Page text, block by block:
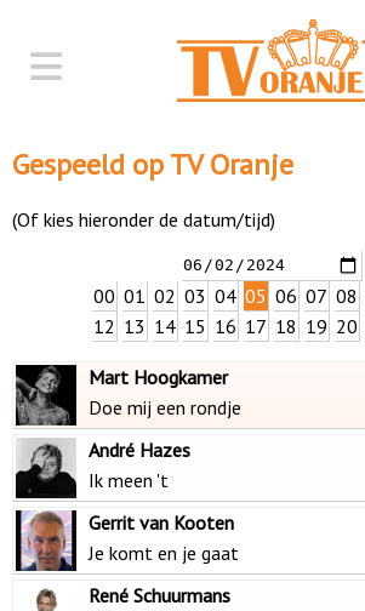
Gespeeld op TV Oranje
(Of kies hieronder de datum/tijd)
00 01 02 03 04 05 06 07 08
12 13 14 15 16 17 18 19 20
Mart Hoogkamer
Doe mij een rondje
André Hazes
Ik meen 't
Gerrit van Kooten
Je komt en je gaat
René Schuurmans